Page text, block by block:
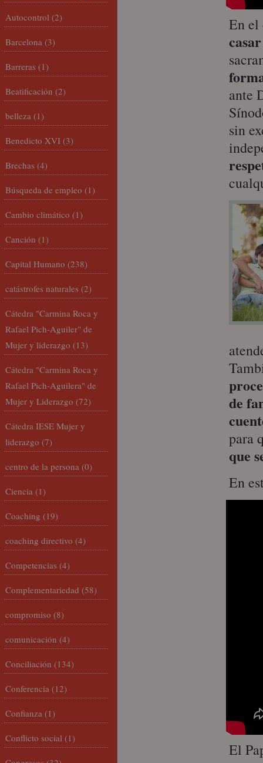
En el
ante
sin
de
para
que
En
El
Autocontrol (2)
Barcelona (3)
Barreras (1)
Beatificación (2)
belleza (1)
Benedicto XVI (3)
Brechas (4)
Búsqueda de empleo (1)
Cambio climático (1)
Canción (1)
Capital Humano (238)
catástrofes naturales (2)
Cátedra "Carmina Roca y
Rafael Pich-Aguiler" de
Mujer y liderazgo (13)
Cátedra "Carmina Roca y
Rafael Pich-Aguilera" de
Mujer y Liderazgo (72)
Cátedra IESE Mujer y
liderazgo (7)
centro de la persona (0)
Ciencia (1)
Coaching (19)
coaching directivo (4)
Competencias (4)
Complementariedad (58)
compromiso (8)
comunicación (4)
Conciliación (134)
Conferencia (12)
Confianza (1)
Conflicto social (1)